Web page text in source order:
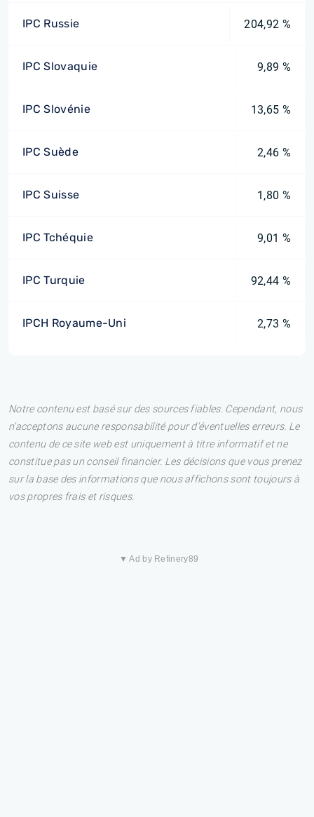
IPC Russie 204,92 %
IPC Slovaquie 9,89 %
IPC Slovénie 13,65 %
IPC Suède 2,46 %
IPC Suisse 1,80 %
IPC Tchéquie 9,01 %
IPC Turquie 92,44 %
IPCH Royaume-Uni 2,73 %
Notre contenu est basé sur des sources fiables. Cependant, nous
n'acceptons aucune responsabilité pour d'éventuelles erreurs. Le
contenu de ce site web est uniquement à titre informatif et ne
constitue pas un conseil financier. Les décisions que vous prenez
sur la base des informations que nous affichons sont toujours à
vos propres frais et risques.
▼ Ad by Refinery89